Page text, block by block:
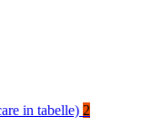
in tabelle) 2